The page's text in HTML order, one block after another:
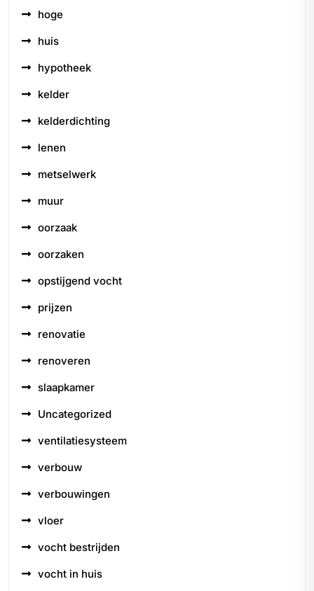
hoge
huis
hypotheek
kelder
kelderdichting
lenen
metselwerk
muur
oorzaak
oorzaken
opstijgend vocht
prijzen
renovatie
renoveren
slaapkamer
Uncategorized
ventilatiesysteem
verbouw
verbouwingen
vloer
vocht bestrijden
vocht in huis